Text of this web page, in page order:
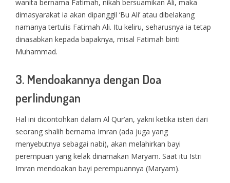
wanita bernama Fatimah, nikah bersuamikan Ali, maka
dimasyarakat ia akan dipanggil ‘Bu Ali’ atau dibelakang
namanya tertulis Fatimah Ali. Itu keliru, seharusnya ia tetap
dinasabkan kepada bapaknya, misal Fatimah binti
Muhammad.
3. Mendoakannya dengan Doa
perlindungan
Hal ini dicontohkan dalam Al Qur’an, yakni ketika isteri dari
seorang shalih bernama Imran (ada juga yang
menyebutnya sebagai nabi), akan melahirkan bayi
perempuan yang kelak dinamakan Maryam. Saat itu Istri
Imran mendoakan bayi perempuannya (Maryam).